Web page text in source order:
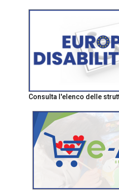
Consulta l'elenco delle